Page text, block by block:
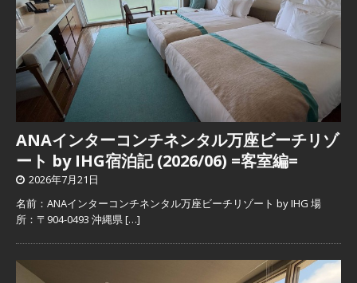
ANAインターコンチネンタル万座ビーチリゾ
ート by IHG宿泊記 (2026/06) =客室編=
2026年7月21日
名前：ANAインターコンチネンタル万座ビーチリゾート by IHG 場
所：〒904-0493 沖縄県[…]